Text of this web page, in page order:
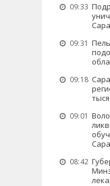
09:33
09:31
09:18
09:01
08:42